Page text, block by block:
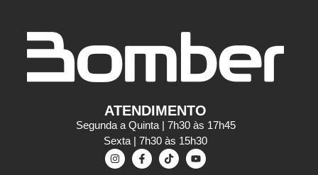
ATENDIMENTO
Segunda a Quinta | 7h30 às 17h45
Sexta | 7h30 às 15h30